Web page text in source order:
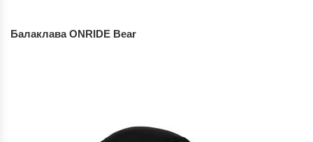
Балаклава ONRIDE Bear